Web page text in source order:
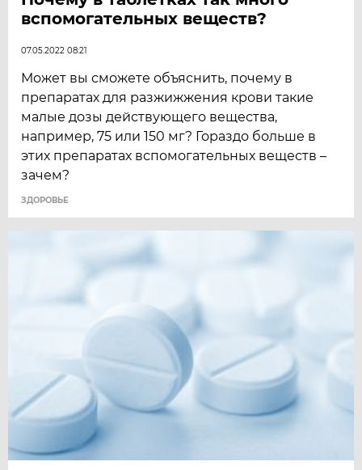
вспомогательных веществ?
07.05.2022 08:21
Может вы сможете объяснить, почему в
препаратах для разжижжения крови такие
малые дозы действующего вещества,
например, 75 или 150 мг? Гораздо больше в
этих препаратах вспомогательных веществ –
зачем?
ЗДОРОВЬЕ